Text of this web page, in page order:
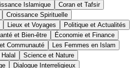
Islamique
Coran et Tafsir
Croissance Spirituelle
Lieux et Voyages
Politique et Actualités
et Bien-être
Économie et Finance
Communauté
Les Femmes en Islam
Science et Nature
Dialogue Interreligieux